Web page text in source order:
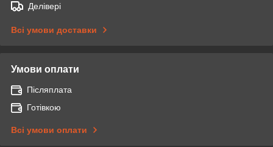
Делівері
Всі умови доставки
Умови оплати
Післяплата
Готівкою
Всі умови оплати